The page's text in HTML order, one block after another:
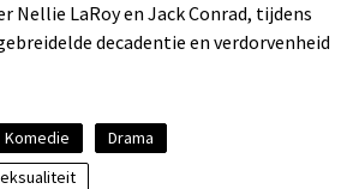
Nellie LaRoy en Jack Conrad, tijdens
decadentie en verdorvenheid
Komedie
Drama